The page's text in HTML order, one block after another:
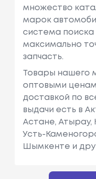
множество
марок
система поиска
максимально
запчасть.
Товары нашего
оптовыми
доставкой по
выдачи есть в
Астане, Атырау,
Усть-
Шымкенте и